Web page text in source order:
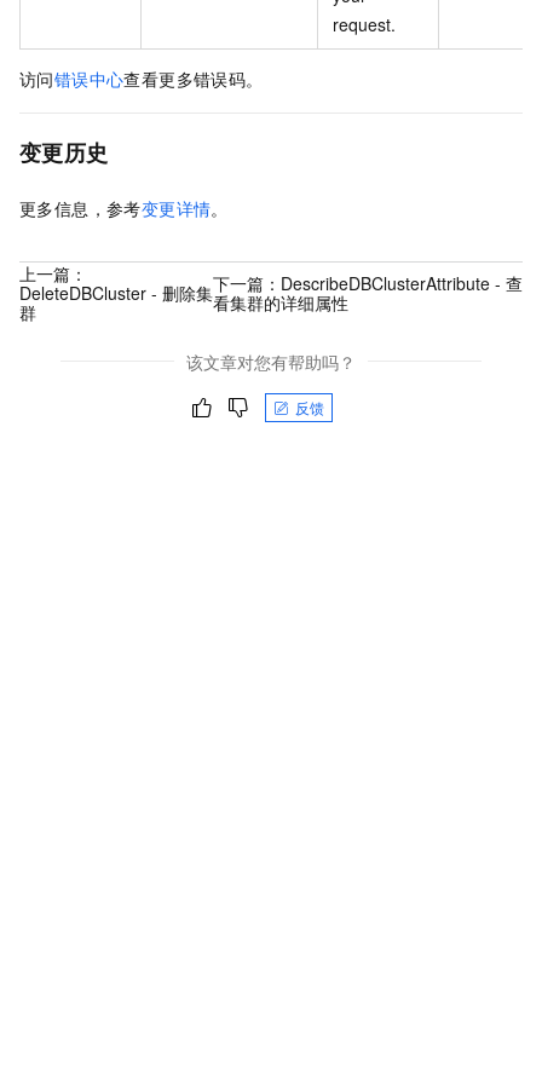
request.
访问错误中心查看更多错误码。
变更历史
更多信息，参考变更详情。
上一篇：
DeleteDBCluster - 删除集
群
下一篇： DescribeDBClusterAttribute - 查
看集群的详细属性
该文章对您有帮助吗？
反馈